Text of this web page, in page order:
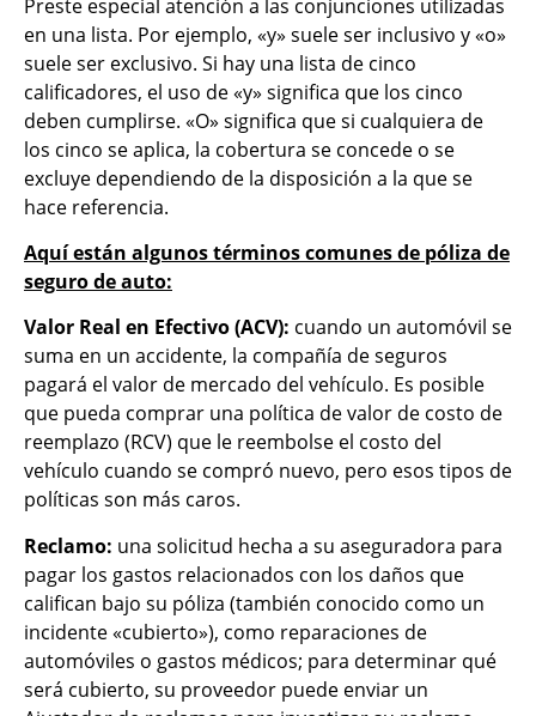
Preste especial atención a las conjunciones utilizadas
en una lista. Por ejemplo, «y» suele ser inclusivo y «o»
suele ser exclusivo. Si hay una lista de cinco
calificadores, el uso de «y» significa que los cinco
deben cumplirse. «O» significa que si cualquiera de
los cinco se aplica, la cobertura se concede o se
excluye dependiendo de la disposición a la que se
hace referencia.
Aquí están algunos términos comunes de póliza de
seguro de auto:
Valor Real en Efectivo (ACV): cuando un automóvil se
suma en un accidente, la compañía de seguros
pagará el valor de mercado del vehículo. Es posible
que pueda comprar una política de valor de costo de
reemplazo (RCV) que le reembolse el costo del
vehículo cuando se compró nuevo, pero esos tipos de
políticas son más caros.
Reclamo: una solicitud hecha a su aseguradora para
pagar los gastos relacionados con los daños que
califican bajo su póliza (también conocido como un
incidente «cubierto»), como reparaciones de
automóviles o gastos médicos; para determinar qué
será cubierto, su proveedor puede enviar un